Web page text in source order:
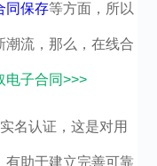
同保存等方面，所以
潮流，那么，在线合
电子合同>>>
名认证，这是对用
有助于建立完善可靠